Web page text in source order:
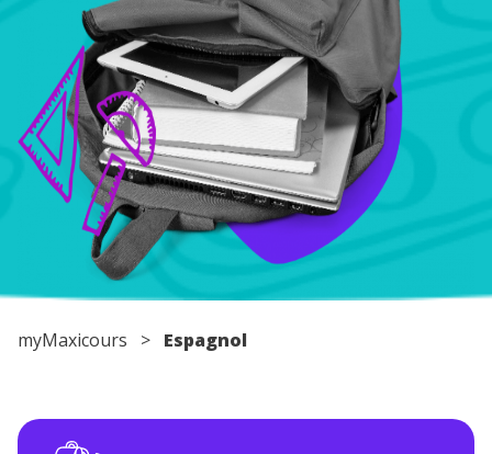
Conseils pour les parents
myMaxicours > Espagnol